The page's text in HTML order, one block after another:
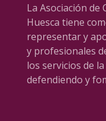
La Asociación de
Huesca tiene
representar y
y profesionales
los servicios de
defendiendo y